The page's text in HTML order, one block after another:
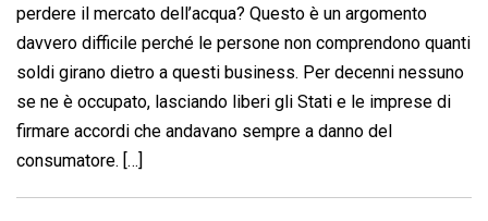
perdere il mercato dell’acqua? Questo è un argomento
davvero difficile perché le persone non comprendono quanti
soldi girano dietro a questi business. Per decenni nessuno
se ne è occupato, lasciando liberi gli Stati e le imprese di
firmare accordi che andavano sempre a danno del
consumatore. […]